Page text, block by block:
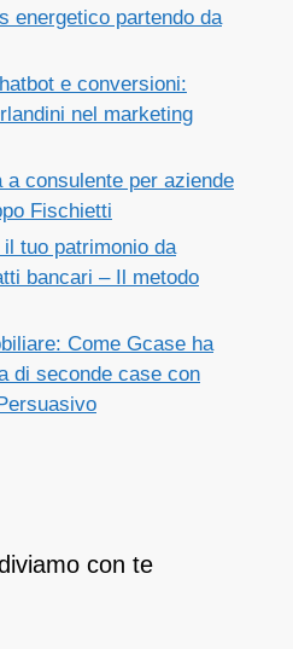
energetico partendo da
e conversioni:
nel marketing
consulente per aziende
Fischietti
tuo patrimonio da
bancari – Il metodo
Come Gcase ha
di seconde case con
con te